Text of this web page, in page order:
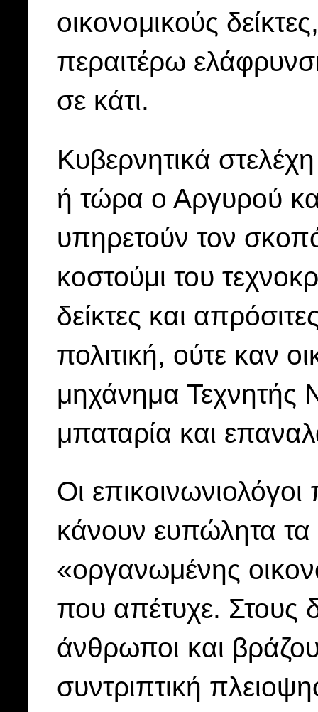
οικονομικούς
περαιτέρω
σε κάτι.
Κυβερνητικά
ή τώρα ο Αργυρού
υπηρετούν τον
κοστούμι του
δείκτες και
πολιτική, ούτε καν
μηχάνημα Τεχνητής
μπαταρία και
Οι
κάνουν ευπώλητα τα
«οργανωμένης
που απέτυχε. Στους
άνθρωποι και
συντριπτική